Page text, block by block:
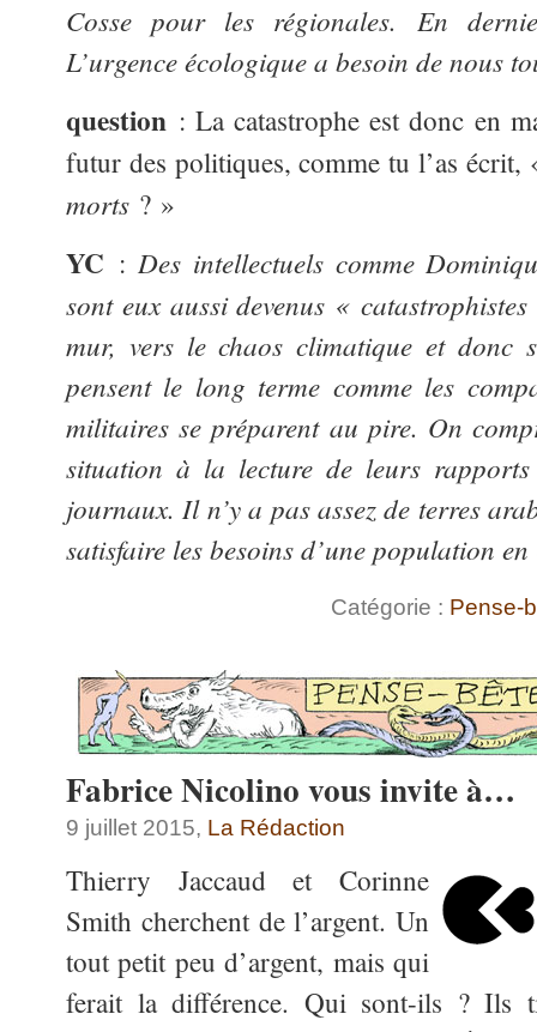
Cosse pour les régionales. En
L’urgence écologique a besoin de nous
question : La catastrophe est donc en
futur des politiques, comme tu l’as
morts ? »
YC : Des intellectuels comme
sont eux aussi devenus «
mur, vers le chaos climatique et donc
pensent le long terme comme les
militaires se préparent au pire. On
situation à la lecture de leurs
journaux. Il n’y a pas assez de terres
satisfaire les besoins d’une population en
Catégorie : Pense-
Fabrice Nicolino vous invite à…
9 juillet 2015, La Rédaction
Thierry Jaccaud et Corinne
Smith cherchent de l’argent. Un
tout petit peu d’argent, mais qui
ferait la différence. Qui sont-ils ? Ils